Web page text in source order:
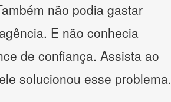
não podia gastar
E não conhecia
de confiança. Assista ao
solucionou esse problema.